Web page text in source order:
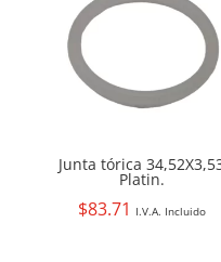
Junta tórica
Platin.
$83.71 I.V.A. Incluido